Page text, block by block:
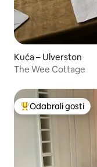
Kuća – Ulverston
The Wee Cottage
Među najviše
Odabrali gosti